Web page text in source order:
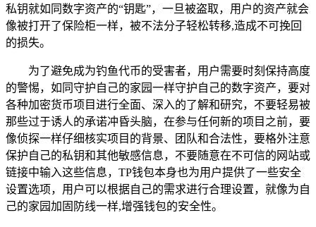
私钥就如同数字资产的“钥匙”，一旦被盗取，用户的资产就会
像被打开了保险柜一样，被不法分子轻松转移,造成不可挽回
的损失。
为了避免成为钓鱼代币的受害者，用户需要时刻保持高度
的警惕，如同守护自己的家园一样守护自己的数字资产，要对
各种加密货币项目进行全面、深入的了解和研究，不要轻易被
那些过于诱人的承诺冲昏头脑，在参与任何新的项目之前，要
像侦探一样仔细核实项目的背景、团队和合法性，要格外注意
保护自己的私钥和其他敏感信息，不要随意在不可信的网站或
链接中输入这些信息，TP钱包本身也为用户提供了一些安全
设置选项，用户可以根据自己的需求进行合理设置，就像为自
己的家园加固防线一样,增强钱包的安全性。